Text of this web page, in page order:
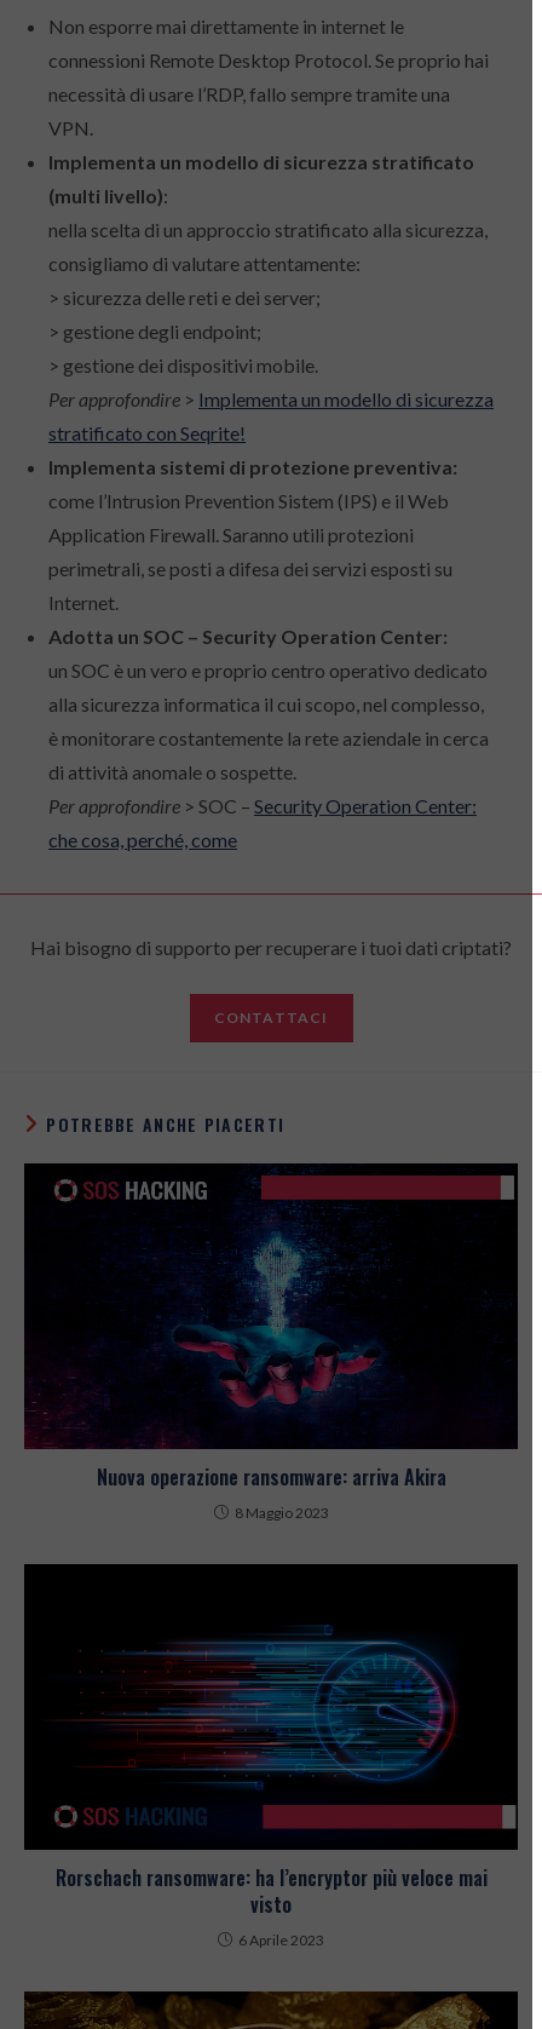
Non esporre mai direttamente in internet le
connessioni Remote Desktop Protocol. Se proprio hai
necessità di usare l’RDP, fallo sempre tramite una
VPN.
Implementa un modello di sicurezza stratificato
(multi livello):
nella scelta di un approccio stratificato alla sicurezza,
consigliamo di valutare attentamente:
> sicurezza delle reti e dei server;
> gestione degli endpoint;
> gestione dei dispositivi mobile.
Per approfondire > Implementa un modello di sicurezza
stratificato con Seqrite!
Implementa sistemi di protezione preventiva:
come l’Intrusion Prevention Sistem (IPS) e il Web
Application Firewall. Saranno utili protezioni
perimetrali, se posti a difesa dei servizi esposti su
Internet.
Adotta un SOC – Security Operation Center:
un SOC è un vero e proprio centro operativo dedicato
alla sicurezza informatica il cui scopo, nel complesso,
è monitorare costantemente la rete aziendale in cerca
di attività anomale o sospette.
Per approfondire > SOC – Security Operation Center:
che cosa, perché, come
Hai bisogno di supporto per recuperare i tuoi dati criptati?
CONTATTACI
POTREBBE ANCHE PIACERTI
Nuova operazione ransomware: arriva Akira
8 Maggio 2023
Rorschach ransomware: ha l’encryptor più veloce mai
visto
6 Aprile 2023